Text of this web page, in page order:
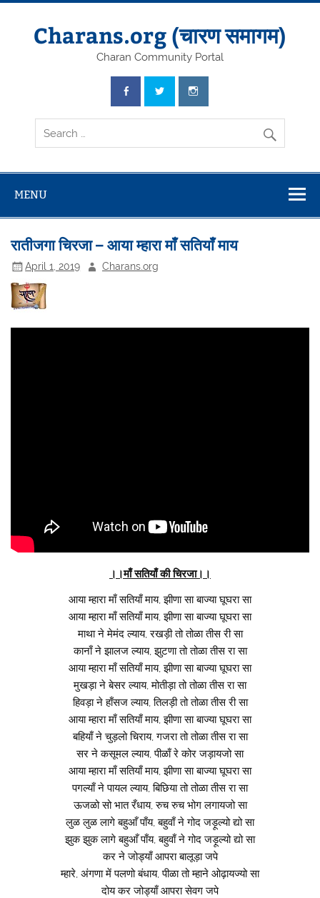
Skip
Charans.org (चारण समागम)
Charan Community Portal
MENU
रातीजगा चिरजा – आया म्हारा माँ सतियाँ माय
April 1, 2019 Charans.org
।।माँ सतियाँ की चिरजा।।
आया म्हारा माँ सतियाँ माय, झीणा सा बाज्या घूघरा सा
आया म्हारा माँ सतियाँ माय, झीणा सा बाज्या घूघरा सा
माथा ने मेमंद ल्याय, रखड़ी तो तोळा तीस री सा
कानाँ ने झालज ल्याय, झुटणा तो तोळा तीस रा सा
आया म्हारा माँ सतियाँ माय, झीणा सा बाज्या घूघरा सा
मुखड़ा ने बेसर ल्याय, मोतीड़ा तो तोळा तीस रा सा
हिवड़ा ने हाँसज ल्याय, तिलड़ी तो तोळा तीस री सा
आया म्हारा माँ सतियाँ माय, झीणा सा बाज्या घूघरा सा
बहियाँ ने चुड़लो चिराय, गजरा तो तोळा तीस रा सा
सर ने कसूमल ल्याय, पीळाँ रे कोर जड़ायजो सा
आया म्हारा माँ सतियाँ माय, झीणा सा बाज्या घूघरा सा
पगल्याँ ने पायल ल्याय, बिछिया तो तोळा तीस रा सा
ऊजळो सो भात रँधाय, रुच रुच भोग लगायजो सा
लुळ लुळ लागे बहुआँ पाँय, बहुवाँ ने गोद जड़ूल्यो द्यो सा
झुक झुक लागे बहुआँ पाँय, बहुवाँ ने गोद जड़ूल्यो द्यो सा
कर ने जोड्याँ आपरा बालूड़ा जपे
म्हारे, अंगणा में पलणो बंधाय, पीळा तो म्हाने ओढ़ायज्यो सा
दोय कर जोड्याँ आपरा सेवग जपे